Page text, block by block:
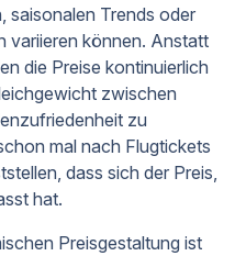
saisonalen Trends oder
variieren können. Anstatt
die Preise kontinuierlich
zwischen
zu
mal nach Flugtickets
dass sich der Preis,
hat.
Preisgestaltung ist